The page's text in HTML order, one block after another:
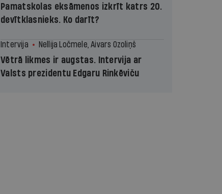
Pamatskolas eksāmenos izkrīt katrs 20.
devītklasnieks. Ko darīt?
Intervija Nellija Ločmele, Aivars Ozoliņš
Vētrā likmes ir augstas. Intervija ar
Valsts prezidentu Edgaru Rinkēviču